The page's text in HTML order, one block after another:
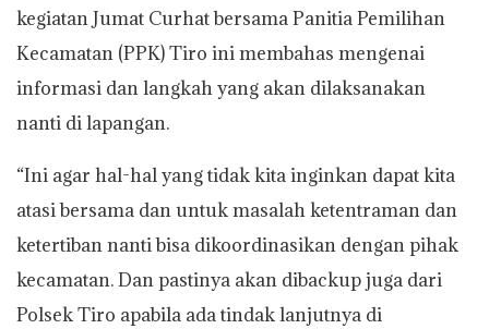
kegiatan Jumat Curhat bersama Panitia Pemilihan
Kecamatan (PPK) Tiro ini membahas mengenai
informasi dan langkah yang akan dilaksanakan
nanti di lapangan.
“Ini agar hal-hal yang tidak kita inginkan dapat kita
atasi bersama dan untuk masalah ketentraman dan
ketertiban nanti bisa dikoordinasikan dengan pihak
kecamatan. Dan pastinya akan dibackup juga dari
Polsek Tiro apabila ada tindak lanjutnya di